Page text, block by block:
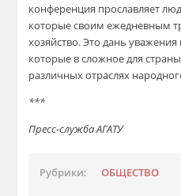
конференция прославляет
которые своим ежедневным
хозяйство. Это дань
которые в сложное для
различных отраслях
***
Пресс-служба АГАТУ
Рубрики: ОБЩЕСТВО